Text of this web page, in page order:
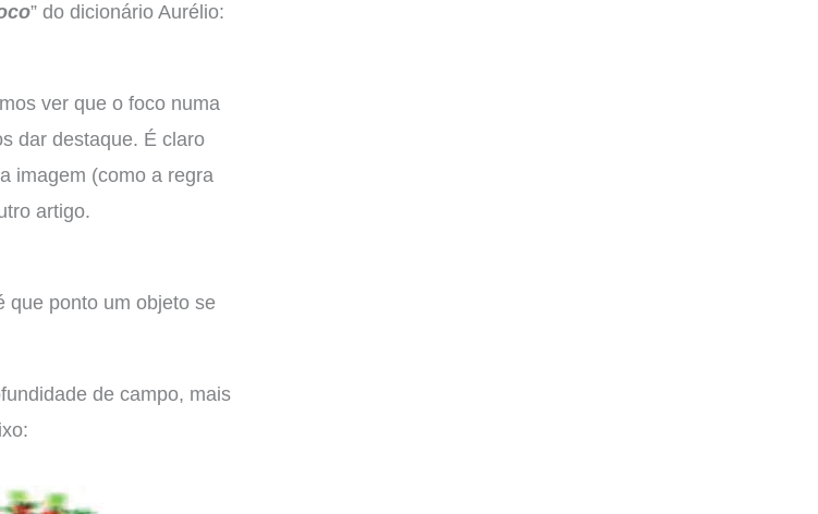
” do dicionário Aurélio:
ver que o foco numa
dar destaque. É claro
imagem (como a regra
artigo.
que ponto um objeto se
de campo, mais